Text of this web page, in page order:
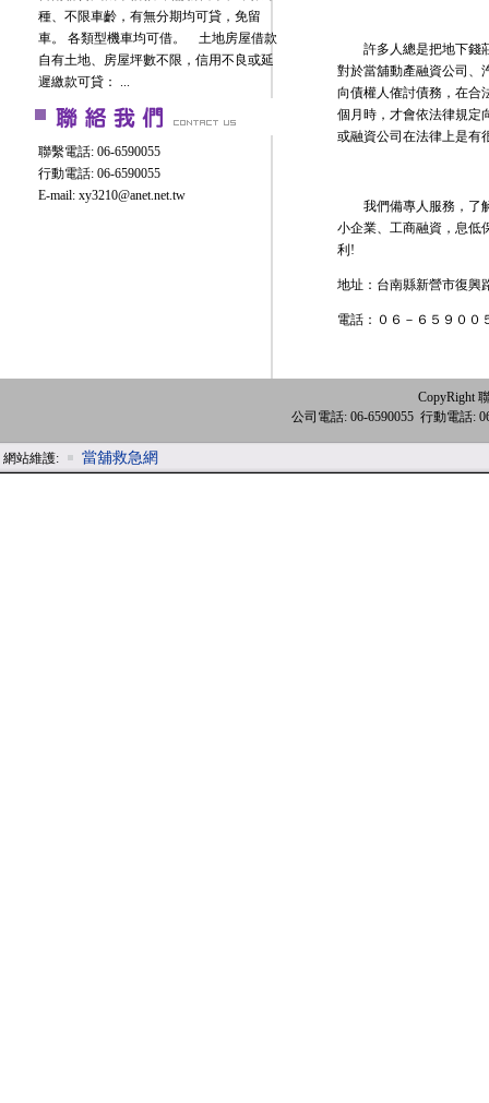
種、不限車齡，有無分期均可貸，免留
車。 各類型機車均可借。 土地房屋借款
自有土地、房屋坪數不限，信用不良或延
遲繳款可貸： ...
聯繫電話: 06-6590055
行動電話: 06-6590055
E-mail: xy3210@anet.net.tw
許多人總是把地下錢莊
對於當舖動產融資公司、
向債權人傕討債務，在合
個月時，才會依法律規定
或融資公司在法律上是有
我們備專人服務，了解
小企業、工商融資，息低
利!
地址：台南縣新營市復興
電話：０６－６５９００
CopyRight
公司電話: 06-6590055 行動電話:
網站維護: 當舖救急網